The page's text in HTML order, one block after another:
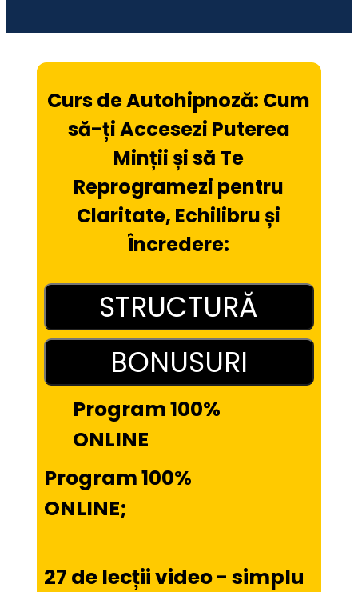
Curs de Autohipnoză: Cum
să-ți Accesezi Puterea
Minții și să Te
Reprogramezi pentru
Claritate, Echilibru și
Încredere:
STRUCTURĂ
BONUSURI
Program 100%
ONLINE
27 de lecții video - simplu
Program 100%
ONLINE;